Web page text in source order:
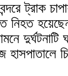
ট্রাক